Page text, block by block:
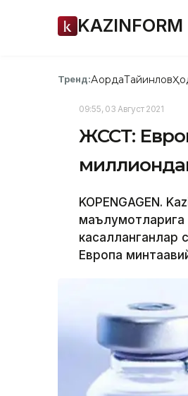
KAZINFORM
Тренд:АқордаТайинлов
09:55, 03 Август 2021
ЖССТ:
KOPENGAGEN.
маълумотларига
Европа